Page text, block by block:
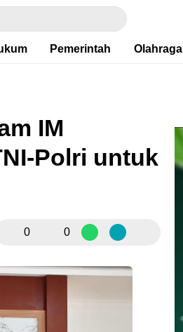
Pemerintah Olahraga
IM
Polri untuk
0 0